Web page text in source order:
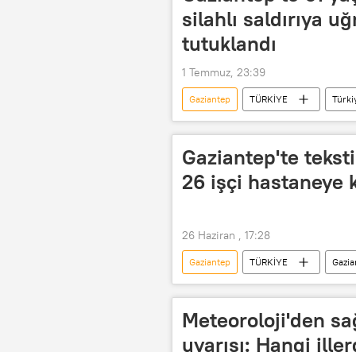
silahlı saldırıya
tutuklandı
1 Temmuz, 23:39
Gaziantep TÜRKİYE
Gaziantep'te
26 işçi hastaneye
26 Haziran , 17:28
Gaziantep TÜRKİYE
Gaziantep Emniyet Müdürlüğü
Meteoroloji'den
uyarısı: Hangi